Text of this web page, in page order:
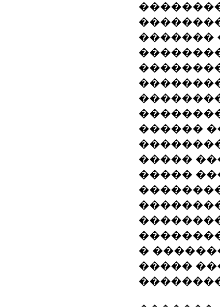
�������
������
�����
�����
�
�����